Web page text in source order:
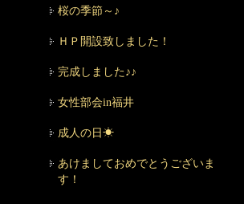
桜の季節～♪
ＨＰ開設致しました！
完成しました♪♪
女性部会in福井
成人の日☀
あけましておめでとうございま
す！